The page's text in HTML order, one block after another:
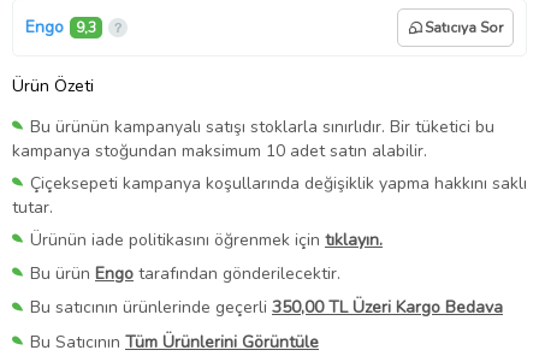
Engo 9,3 Satıcıya Sor
Ürün Özeti
Bu ürünün kampanyalı satışı stoklarla sınırlıdır. Bir tüketici bu
kampanya stoğundan maksimum 10 adet satın alabilir.
Çiçeksepeti kampanya koşullarında değişiklik yapma hakkını saklı
tutar.
Ürünün iade politikasını öğrenmek için tıklayın.
Bu ürün Engo tarafından gönderilecektir.
Bu satıcının ürünlerinde geçerli 350,00 TL Üzeri Kargo Bedava
Bu Satıcının Tüm Ürünlerini Görüntüle